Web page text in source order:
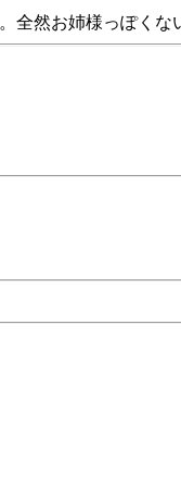
全然お姉様っぽくな